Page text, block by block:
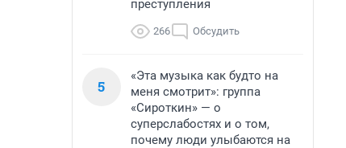
преступления
266 Обсудить
5
«Эта музыка как будто на
меня смотрит»: группа
«Сироткин» — о
суперслабостях и о том,
почему люди улыбаются на